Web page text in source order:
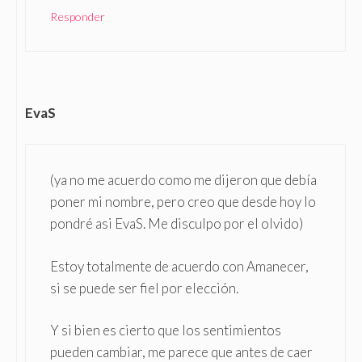
Responder
EvaS
(ya no me acuerdo como me dijeron que debía
poner mi nombre, pero creo que desde hoy lo
pondré asi EvaS. Me disculpo por el olvido)
Estoy totalmente de acuerdo con Amanecer,
si se puede ser fiel por elección.
Y si bien es cierto que los sentimientos
pueden cambiar, me parece que antes de caer